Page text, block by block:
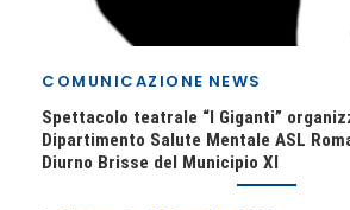
COMUNICAZIONE NEWS
Spettacolo teatrale “I Giganti”
Dipartimento Salute Mentale ASL
Diurno Brisse del Municipio XI